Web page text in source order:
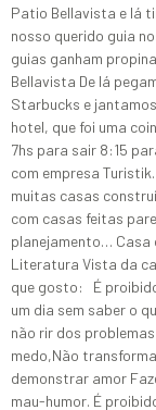
Patio Bellavista e lá
nosso querido guia
guias ganham
Bellavista De lá
Starbucks e
hotel, que foi uma
7hs para sair 8:15
com empresa
muitas casas
com casas feitas
planejamento… Casa
Literatura Vista da
que gosto: É
um dia sem saber o
não rir dos
medo,Não
demonstrar amor
mau-humor. É